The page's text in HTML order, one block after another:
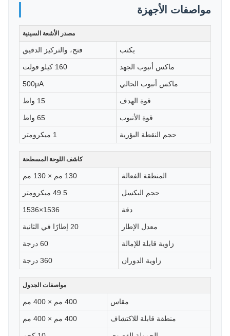
مواصفات الأجهزة
مصدر الأشعة السينية
يكتب فتح، والتركيز الدقيق
ماكس أنبوب الجهد 160 كيلو فولت
ماكس أنبوب الحالي 500μA
قوة الهدف 15 واط
قوة الأنبوب 65 واط
حجم النقطة البؤرية 1 ميكرومتر
كاشف اللوحة المسطحة
المنطقة الفعالة 130 مم × 130 مم
حجم البكسل 49.5 ميكرومتر
دقة 1536×1536
معدل الإطار 20 إطارًا في الثانية
زاوية قابلة للإمالة 60 درجة
زاوية الدوران 360 درجة
مواصفات الجدول
مقاس 400 مم × 400 مم
منطقة قابلة للاكتشاف 400 مم × 400 مم